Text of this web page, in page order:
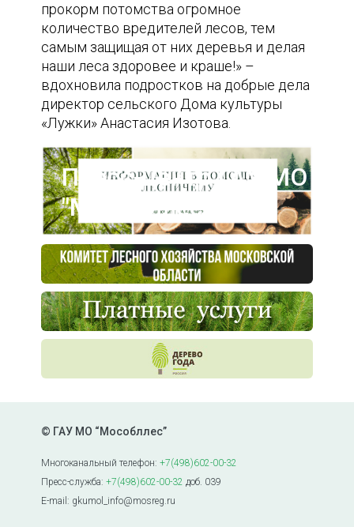
прокорм потомства огромное
количество вредителей лесов, тем
самым защищая от них деревья и делая
наши леса здоровее и краше!» –
вдохновила подростков на добрые дела
директор сельского Дома культуры
«Лужки» Анастасия Изотова.
Пресс-центр ГАУ МО
"Мособллес"
© ГАУ МО “Мособллес”
Многоканальный телефон:+7(498)602-00-32
Пресс-служба:+7(498)602-00-32 доб. 039
E-mail: gkumol_info@mosreg.ru